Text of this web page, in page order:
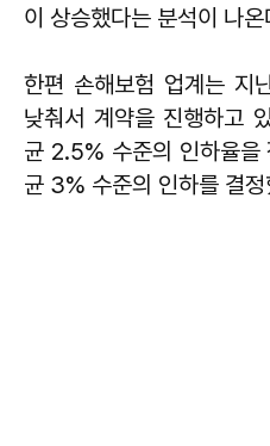
이 상승했다는 분석이 나온
한편 손해보험 업계는 지
낮춰서 계약을 진행하고
균 2.5% 수준의 인하율을
균 3% 수준의 인하를 결정